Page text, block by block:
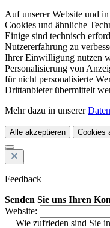
Auf unserer Website und
Cookies und ähnliche
Einige sind technisch
Nutzererfahrung zu
Ihrer Einwilligung nutzen
Personalisierung von
für nicht personalisierte
Drittanbieter übermittelt
Mehr dazu in unserer
Alle akzeptieren Cookies
Feedback
Senden Sie uns Ihren
Website:
Wie zufrieden sind Sie